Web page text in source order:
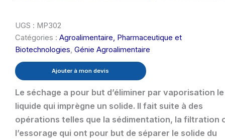
UGS : MP302
Catégories : Agroalimentaire, Pharmaceutique et
Biotechnologies, Génie Agroalimentaire
Ajouter à mon devis
Le séchage a pour but d’éliminer par vaporisation le
liquide qui imprègne un solide. Il fait suite à des
opérations telles que la sédimentation, la filtration
l’essorage qui ont pour but de séparer le solide du